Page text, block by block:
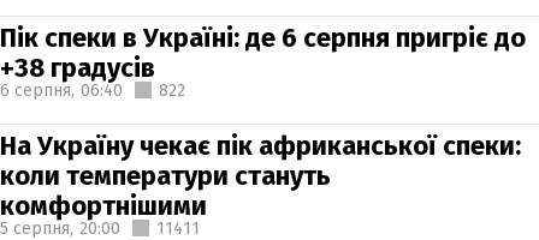
Пік спеки в Україні: де 6 серпня пригріє до
+38 градусів
6 серпня, 06:40 822
На Україну чекає пік африканської спеки:
коли температури стануть
комфортнішими
5 серпня, 20:00 11411